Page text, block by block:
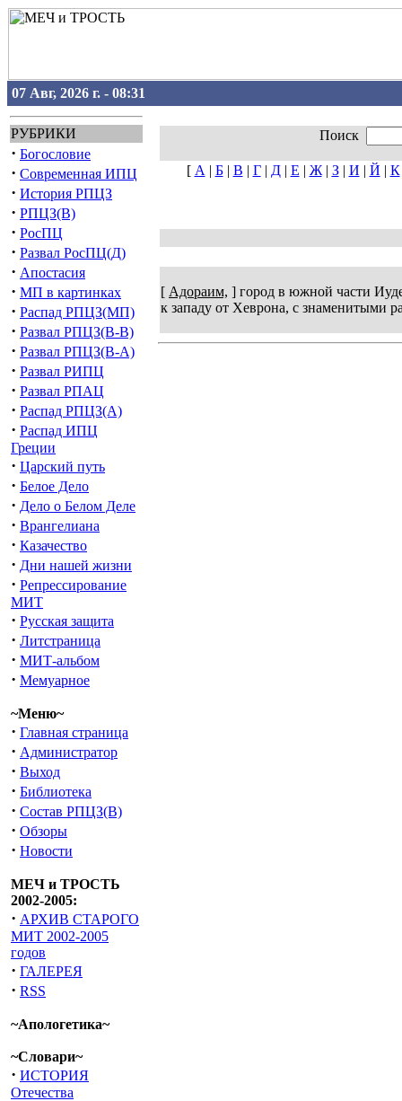
07 Авг, 2026 г. - 08:31
РУБРИКИ
· Богословие
· Современная ИПЦ
· История РПЦЗ
· РПЦЗ(В)
· РосПЦ
· Развал РосПЦ(Д)
· Апостасия
· МП в картинках
· Распад РПЦЗ(МП)
· Развал РПЦЗ(В-В)
· Развал РПЦЗ(В-А)
· Развал РИПЦ
· Развал РПАЦ
· Распад РПЦЗ(А)
· Распад ИПЦ
Греции
· Царский путь
· Белое Дело
· Дело о Белом Деле
· Врангелиана
· Казачество
· Дни нашей жизни
· Репрессирование
МИТ
· Русская защита
· Литстраница
· МИТ-альбом
· Мемуарное
~Меню~
· Главная страница
· Администратор
· Выход
· Библиотека
· Состав РПЦЗ(В)
· Обзоры
· Новости
МЕЧ и ТРОСТЬ
2002-2005:
· АРХИВ СТАРОГО
МИТ 2002-2005
годов
· ГАЛЕРЕЯ
· RSS
~Апологетика~
~Словари~
· ИСТОРИЯ
Отечества
Поиск
[ А | Б| В | Г| Д| Е | Ж| З| И | Й | К
[ Адораим, ] город в южной части
к западу от Хеврона, с знаменитыми